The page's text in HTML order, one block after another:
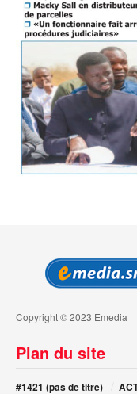
Copyright © 2023 Emedia
Plan du site
#1421 (pas de titre)